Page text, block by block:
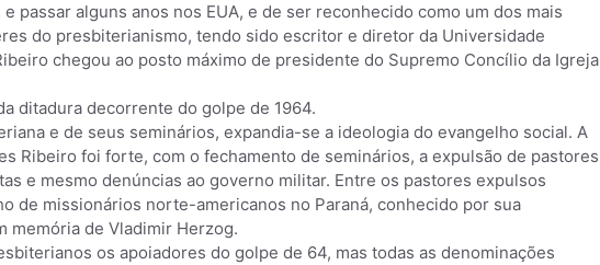
passar alguns anos nos EUA, e de ser reconhecido como um dos mais
do presbiterianismo, tendo sido escritor e diretor da Universidade
chegou ao posto máximo de presidente do Supremo Concílio da Igreja
ditadura decorrente do golpe de 1964.
e de seus seminários, expandia-se a ideologia do evangelho social. A
Ribeiro foi forte, com o fechamento de seminários, a expulsão de pastores
e mesmo denúncias ao governo militar. Entre os pastores expulsos
de missionários norte-americanos no Paraná, conhecido por sua
memória de Vladimir Herzog.
os apoiadores do golpe de 64, mas todas as denominações